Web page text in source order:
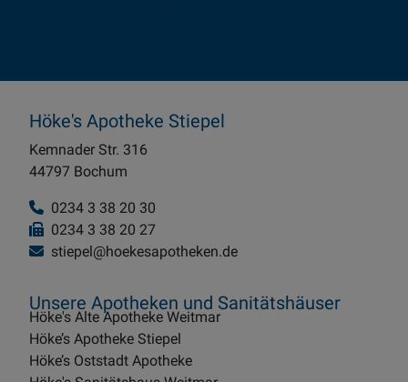
Höke's Apotheke Stiepel
Kemnader Str. 316
44797 Bochum
0234 3 38 20 30
0234 3 38 20 27
stiepel@hoekesapotheken.de
Unsere Apotheken und Sanitätshäuser
Höke's Alte Apotheke Weitmar
Höke’s Apotheke Stiepel
Höke’s Oststadt Apotheke